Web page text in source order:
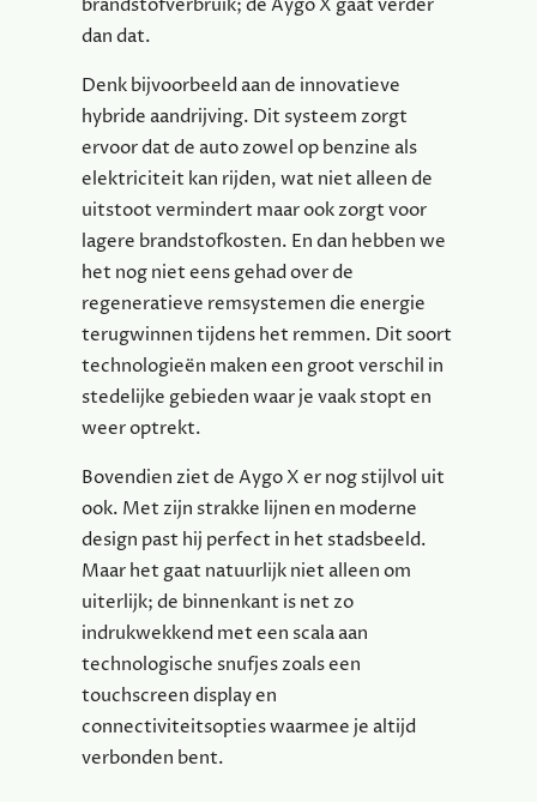
dan dat.
Denk bijvoorbeeld aan de innovatieve
hybride aandrijving. Dit systeem zorgt
ervoor dat de auto zowel op benzine als
elektriciteit kan rijden, wat niet alleen de
uitstoot vermindert maar ook zorgt voor
lagere brandstofkosten. En dan hebben we
het nog niet eens gehad over de
regeneratieve remsystemen die energie
terugwinnen tijdens het remmen. Dit soort
technologieën maken een groot verschil in
stedelijke gebieden waar je vaak stopt en
weer optrekt.
Bovendien ziet de Aygo X er nog stijlvol uit
ook. Met zijn strakke lijnen en moderne
design past hij perfect in het stadsbeeld.
Maar het gaat natuurlijk niet alleen om
uiterlijk; de binnenkant is net zo
indrukwekkend met een scala aan
technologische snufjes zoals een
touchscreen display en
connectiviteitsopties waarmee je altijd
verbonden bent.